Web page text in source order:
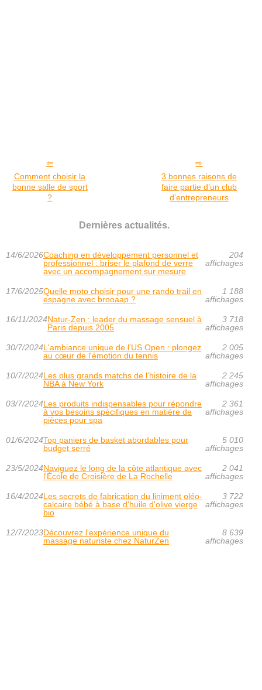
Comment choisir la
bonne salle de sport
?
3 bonnes raisons de
faire partie d’un club
d’entrepreneurs
Dernières actualités.
14/6/2026Coaching en développement personnel et
professionnel : briser le plafond de verre
avec un accompagnement sur mesure
204
affichages
17/6/2025Quelle moto choisir pour une rando trail en
espagne avec brooaap ?
1 188
affichages
16/11/2024Natur-Zen : leader du massage sensuel à
Paris depuis 2005
3 718
affichages
30/7/2024L'ambiance unique de l'US Open : plongez
au cœur de l'émotion du tennis
2 005
affichages
10/7/2024Les plus grands matchs de l'histoire de la
NBA à New York
2 245
affichages
03/7/2024Les produits indispensables pour répondre
à vos besoins spécifiques en matière de
pièces pour spa
2 361
affichages
01/6/2024Top paniers de basket abordables pour
budget serré
5 010
affichages
23/5/2024Naviguez le long de la côte atlantique avec
l'École de Croisière de La Rochelle
2 041
affichages
16/4/2024Les secrets de fabrication du liniment oléo-
calcaire bébé à base d'huile d'olive vierge
bio
3 722
affichages
12/7/2023Découvrez l'expérience unique du
massage naturiste chez NaturZen
8 639
affichages